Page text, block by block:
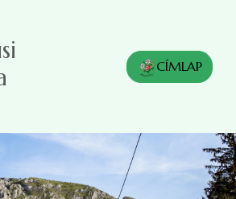
CÍMLAP